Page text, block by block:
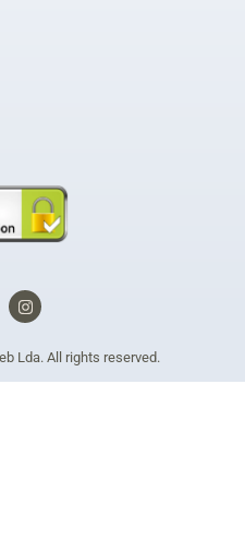
I
n
s
a
g
Lda. All rights reserved.